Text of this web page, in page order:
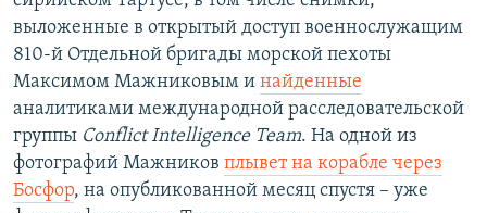
выложенные в открытый доступ военнослужащим
810-й Отдельной бригады морской пехоты
Максимом Мажниковым и найденные
аналитиками международной расследовательской
группы Conflict Intelligence Team. На одной из
фотографий Мажников плывет на корабле через
Босфор, на опубликованной месяц спустя – уже